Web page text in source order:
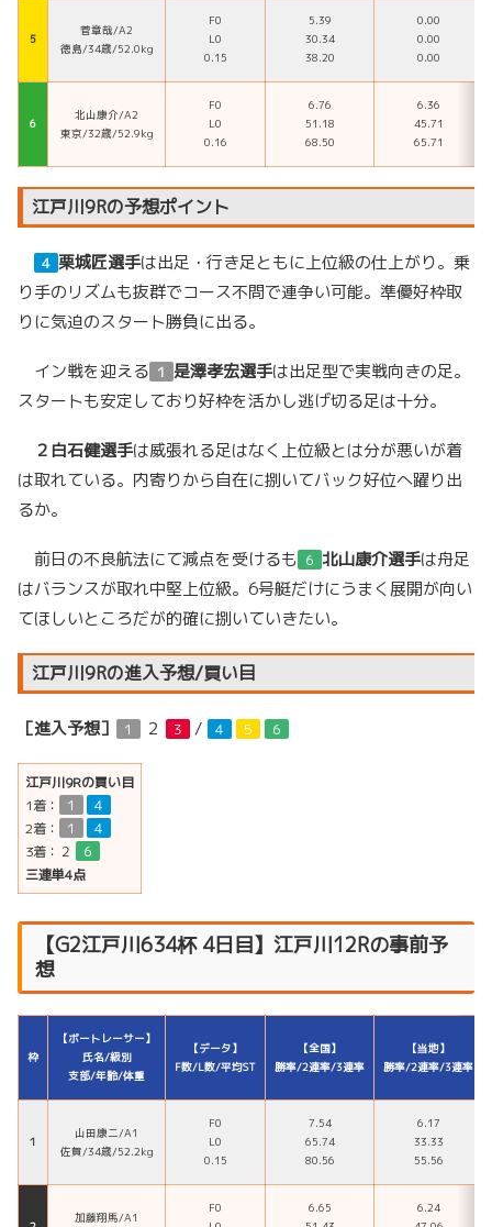
５
菅章哉/A2
徳島/34歳/52.0kg
F0
L0
0.15
5.39
30.34
38.20
0.00
0.00
0.00
６
北山康介/A2
東京/32歳/52.9kg
F0
L0
0.16
6.76
51.18
68.50
6.36
45.71
65.71
江戸川9Rの予想ポイント
４ 栗城匠選手は出足・行き足ともに上位級の仕上がり。乗
り手のリズムも抜群でコース不問で連争い可能。準優好枠取
りに気迫のスタート勝負に出る。
イン戦を迎える １ 是澤孝宏選手は出足型で実戦向きの足。
スタートも安定しており好枠を活かし逃げ切る足は十分。
２白石健選手は威張れる足はなく上位級とは分が悪いが着
は取れている。内寄りから自在に捌いてバック好位へ躍り出
るか。
前日の不良航法にて減点を受けるも ６ 北山康介選手は舟足
はバランスが取れ中堅上位級。6号艇だけにうまく展開が向い
てほしいところだが的確に捌いていきたい。
江戸川9Rの進入予想/買い目
［進入予想］ １ ２ ３ / ４ ５ ６
江戸川9Rの買い目
1着：
１
４
2着：
１
４
3着： ２
６
三連単4点
【G2江戸川634杯 4日目】江戸川12Rの事前予
想
枠
【ボートレーサー】
氏名/級別
支部/年齢/体重
【データ】
F数/L数/平均ST
【全国】
勝率/2連率/3連率
【当地】
勝率/2連率/3連率
１
山田康二/A1
佐賀/34歳/52.2kg
F0
L0
0.15
7.54
65.74
80.56
6.17
33.33
55.56
加藤翔馬/A1
F0
6.65
6.24